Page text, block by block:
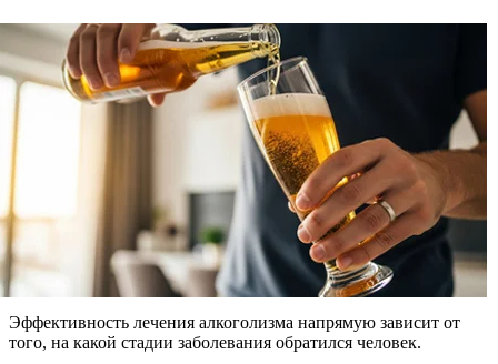
Эффективность лечения алкоголизма напрямую зависит от
того, на какой стадии заболевания обратился человек.